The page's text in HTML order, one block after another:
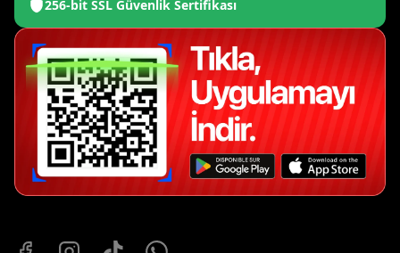
256-bit SSL Güvenlik Sertifikası